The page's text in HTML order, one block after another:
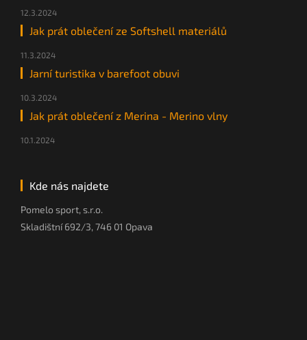
12.3.2024
Jak prát oblečení ze Softshell materiálů
11.3.2024
Jarní turistika v barefoot obuvi
10.3.2024
Jak prát oblečení z Merina - Merino vlny
10.1.2024
Kde nás najdete
Pomelo sport, s.r.o.
Skladištní 692/3, 746 01 Opava